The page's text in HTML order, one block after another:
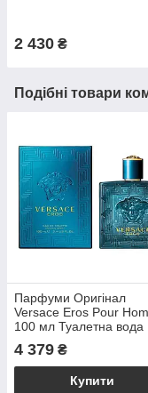
2 430 ₴
Подібні товари
Парфуми Оригінал
Versace Eros Pour
100 мл Туалетна вода
4 379 ₴
Купити